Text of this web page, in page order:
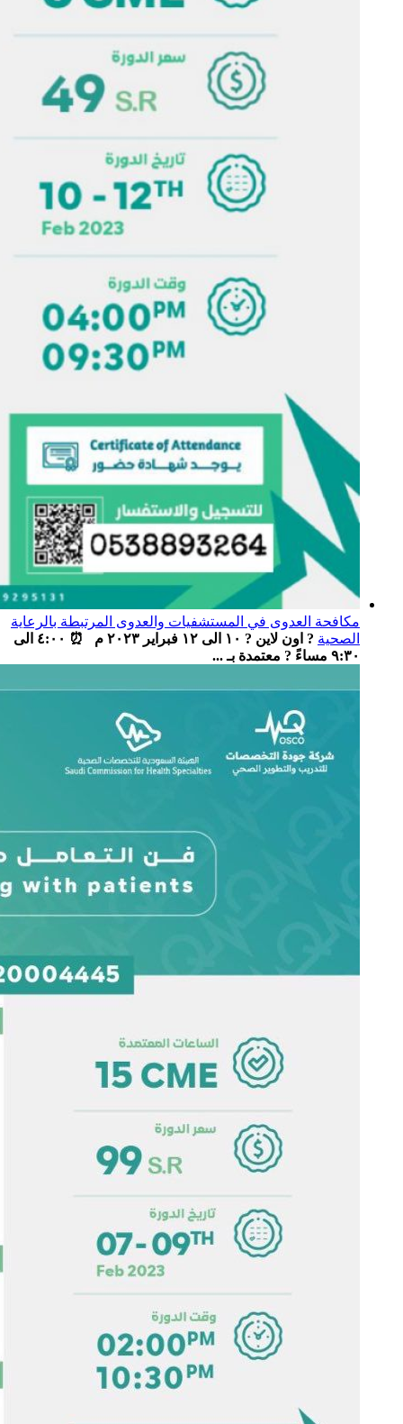
مكافحة العدوى في المستشفيات والعدوى المرتبطة بالرعاية
الصحية
? اون لاين ? ١٠ الى ١٢ فبراير ٢٠٢٣ م ⏰ ٤:٠٠ الى
٩:٣٠ مساءً ? معتمدة بـ ...